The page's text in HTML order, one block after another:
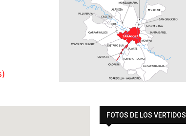
FOTOS DE LOS VERTIDOS